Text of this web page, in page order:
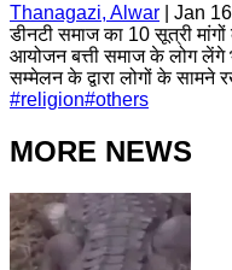
Thanagazi, Alwar
Jan
डीनटी समाज का 10 सूत्री
आयोजन बत्ती समाज के लोग
सम्मेलन के द्वारा लोगों के सामने
#religion#others
MORE NEWS